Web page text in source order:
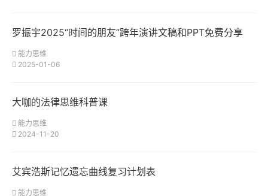
罗振宇2025“时间的朋友”跨年演讲文稿和PPT免费分享
能力思维
2025-01-06
大咖的法律思维科普课
能力思维
2024-11-20
艾宾浩斯记忆遗忘曲线复习计划表
能力思维